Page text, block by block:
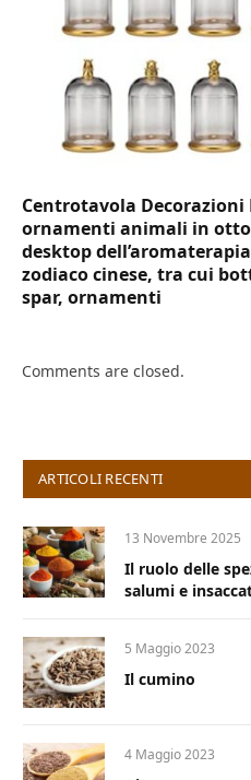
Centrotavola Decorazioni
ornamenti animali in
desktop
zodiaco cinese, tra cui
spar, ornamenti
Comments are closed.
ARTICOLI RECENTI
13 Novembre 2025
Il ruolo delle
salumi e
5 Maggio 2023
Il cumino
4 Maggio 2023